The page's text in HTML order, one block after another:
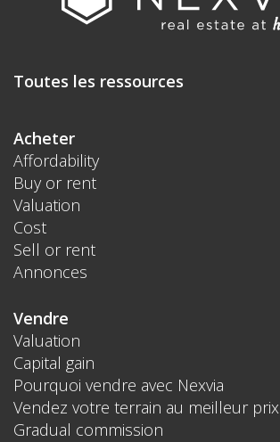
Toutes les ressources
Acheter
Affordability
Buy or rent
Valuation
Cost
Sell or rent
Annonces
Vendre
Valuation
Capital gain
Pourquoi vendre avec Nexvia
Vendez votre terrain au meilleur prix
Gradual commission